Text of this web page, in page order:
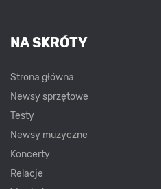
NA SKRÓTY
Strona główna
Newsy sprzętowe
Testy
Newsy muzyczne
Koncerty
Relacje